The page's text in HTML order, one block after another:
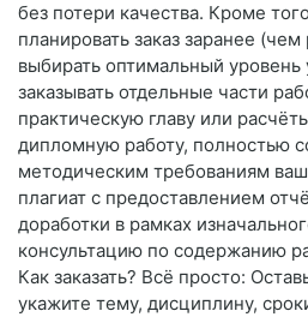
без потери качества. Кроме
планировать заказ заранее
выбирать оптимальный уровень
заказывать отдельные части
практическую главу или
дипломную работу, полностью
методическим требованиям
плагиат с предоставлением
доработки в рамках
консультацию по содержанию
Как заказать? Всё просто:
укажите тему, дисциплину,